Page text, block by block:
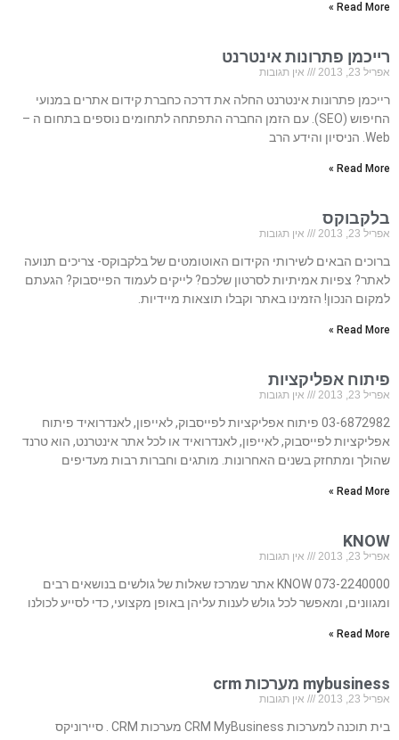
Read More »
רייכמן פתרונות אינטרנט
אפריל 23, 2013 אין תגובות
רייכמן פתרונות אינטרנט החלה את דרכה כחברת קידום אתרים במנועי
החיפוש (SEO). עם הזמן החברה התפתחה לתחומים נוספים בתחום ה –
Web. הניסיון והידע הרב
Read More »
בלקבוקס
אפריל 23, 2013 אין תגובות
ברוכים הבאים לשירותי הקידום האוטומטים של בלקבוקס- צריכים תנועה
לאתר? צפיות אמיתיות לסרטון שלכם? לייקים לעמוד הפייסבוק? הגעתם
למקום הנכון! הזמינו באתר וקבלו תוצאות מיידיות.
Read More »
פיתוח אפליקציות
אפריל 23, 2013 אין תגובות
03-6872982 פיתוח אפליקציות לפייסבוק, לאייפון, לאנדרואיד פיתוח
אפליקציות לפייסבוק, לאייפון, לאנדרואיד או לכל אתר אינטרנט, הוא טרנד
שהולך ומתחזק בשנים האחרונות. מותגים וחברות רבות מעדיפים
Read More »
KNOW
אפריל 23, 2013 אין תגובות
073-2240000 KNOW אתר שמרכז שאלות של גולשים בנושאים רבים
ומגוונים, ומאפשר לכל גולש לענות עליהן באופן מקצועי, כדי לסייע לכולנו
Read More »
mybusiness מערכות crm
אפריל 23, 2013 אין תגובות
בית תוכנה למערכות CRM MyBusiness מערכות CRM . סיירוניקס